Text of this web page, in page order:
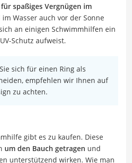
für spaßiges Vergnügen im
Wasser auch vor der Sonne
an einigen Schwimmhilfen ein
Schutz aufweist.
sich für einen Ring als
empfehlen wir Ihnen auf
zu achten.
gibt es zu kaufen. Diese
um den Bauch getragen und
unterstützend wirken. Wie man